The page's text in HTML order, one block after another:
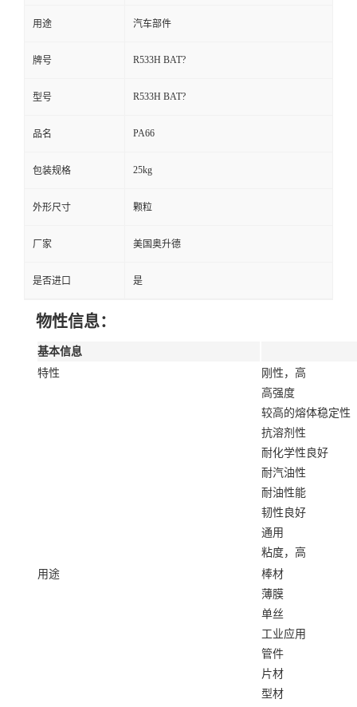
用途 汽车部件
牌号 R533H BAT?
型号 R533H BAT?
品名 PA66
包装规格 25kg
外形尺寸 颗粒
厂家 美国奥升德
是否进口 是
物性信息：
基本信息
特性
刚性，高
高强度
较高的熔体稳定性
抗溶剂性
耐化学性良好
耐汽油性
耐油性能
韧性良好
通用
粘度，高
用途
棒材
薄膜
单丝
工业应用
管件
片材
型材